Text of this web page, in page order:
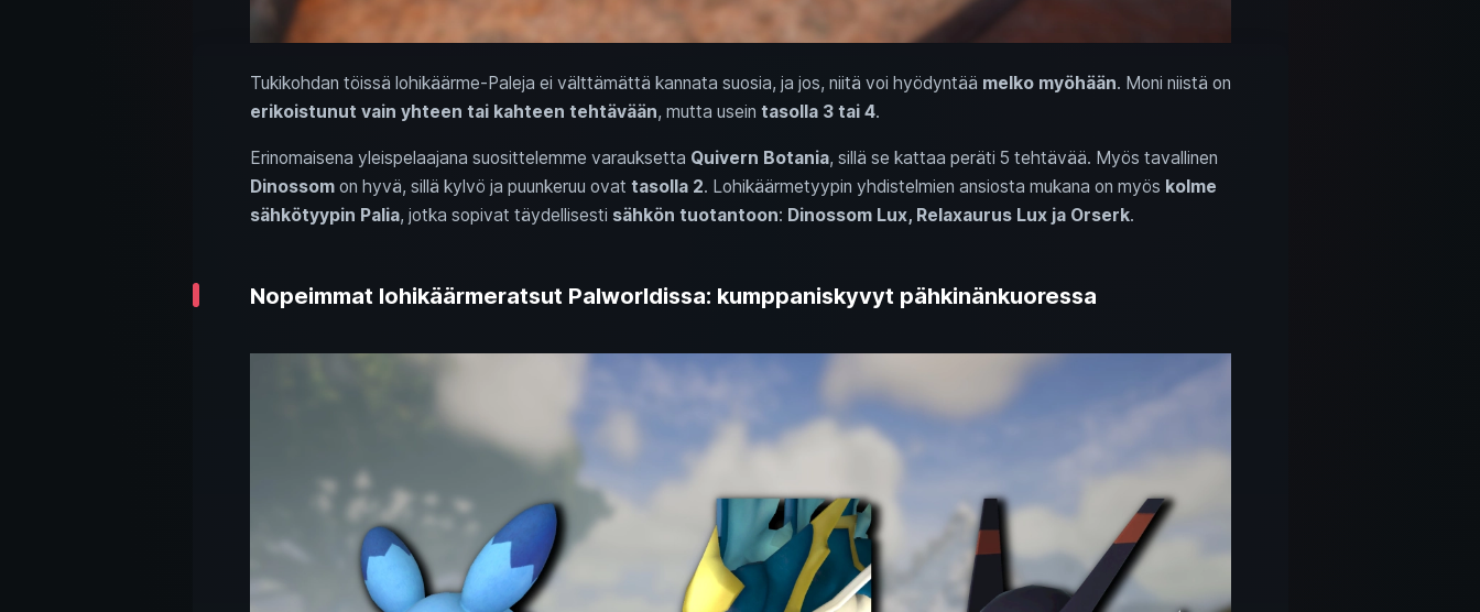
Tukikohdan töissä lohikäärme-Paleja ei välttämättä kannata suosia, ja jos, niitä voi hyödyntää melko myöhään. Moni niistä on
erikoistunut vain yhteen tai kahteen tehtävään, mutta usein tasolla 3 tai 4.
Erinomaisena yleispelaajana suosittelemme varauksetta Quivern Botania, sillä se kattaa peräti 5 tehtävää. Myös tavallinen
Dinossomon hyvä, sillä kylvö ja puunkeruu ovat tasolla 2. Lohikäärmetyypin yhdistelmien ansiosta mukana on myös kolme
sähkötyypin Palia, jotka sopivat täydellisesti sähkön tuotantoon: Dinossom Lux, Relaxaurus Lux ja Orserk.
Nopeimmat lohikäärmeratsut Palworldissa: kumppaniskyvyt pähkinänkuoressa